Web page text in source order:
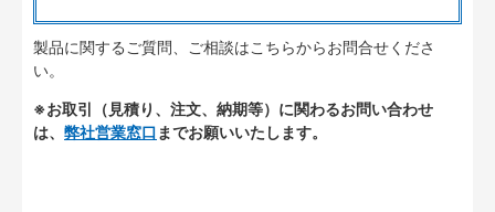
製品に関するご質問、ご相談はこちらからお問合せくださ
い。
※お取引（見積り、注文、納期等）に関わるお問い合わせ
は、 弊社営業窓口 までお願いいたします。